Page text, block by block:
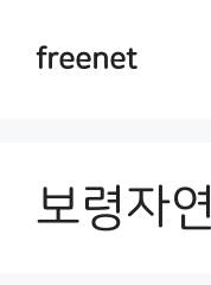
contentfreenet
보령자연